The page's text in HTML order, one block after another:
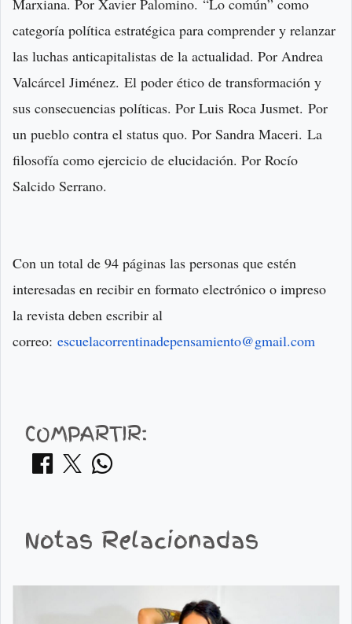
Marxiana. Por Xavier Palomino. “Lo común” como
categoría política estratégica para comprender y relanzar
las luchas anticapitalistas de la actualidad. Por Andrea
Valcárcel Jiménez. El poder ético de transformación y
sus consecuencias políticas. Por Luis Roca Jusmet. Por
un pueblo contra el status quo. Por Sandra Maceri. La
filosofía como ejercicio de elucidación. Por Rocío
Salcido Serrano.
Con un total de 94 páginas las personas que estén
interesadas en recibir en formato electrónico o impreso
la revista deben escribir al
correo: escuelacorrentinadepensamiento@gmail.com
COMPARTIR:
Notas Relacionadas